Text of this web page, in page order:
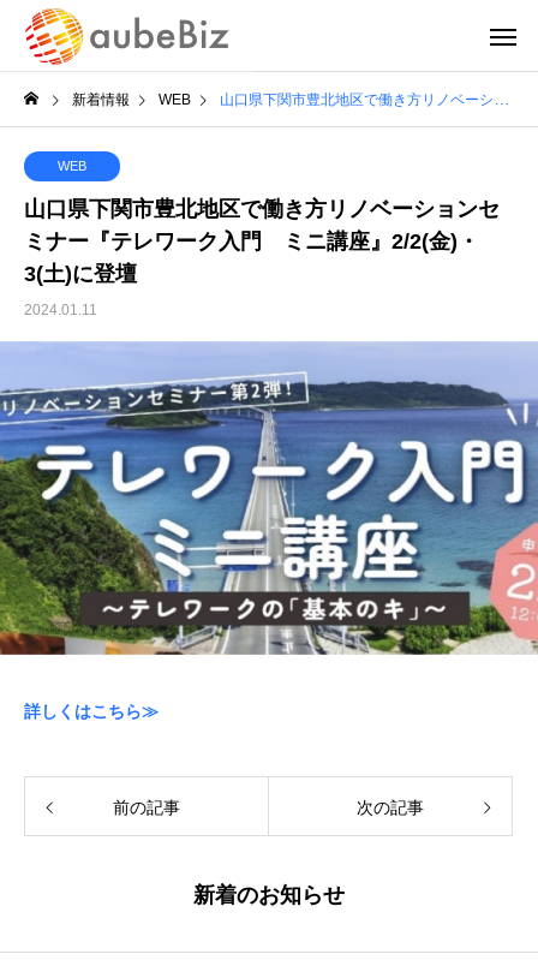
新着情報 WEB 山口県下関市豊北地区で働き方リノベーションセミナー『テレワーク入門 ミニ講座』2/2(金)・3(土)に登壇
WEB
山口県下関市豊北地区で働き方リノベーションセ
ミナー『テレワーク入門 ミニ講座』2/2(金)・
3(土)に登壇
2024.01.11
詳しくはこちら≫
前の記事 次の記事
新着のお知らせ